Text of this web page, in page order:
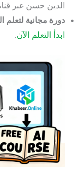
حسن عبر قناة
لتعلم الذكاء
الآن.